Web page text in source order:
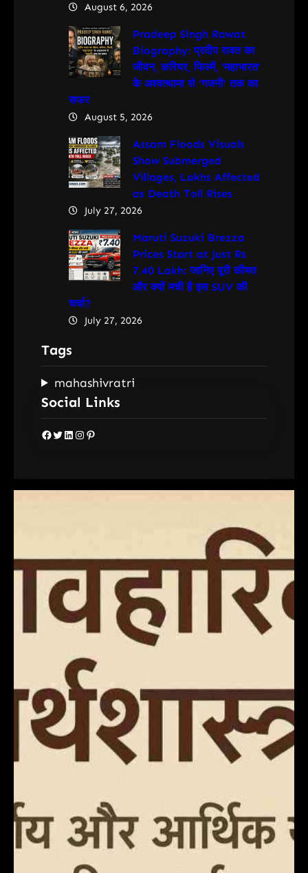
August 6, 2026
Pradeep Singh Rawat
Biography: प्रदीप रावत का
जीवन, करियर, फिल्में, ‘महाभारत’
के अश्वत्थामा से ‘गजनी’ तक का
सफर
August 5, 2026
Assam Floods Visuals
Show Submerged
Villages, Lakhs Affected
as Death Toll Rises
July 27, 2026
Maruti Suzuki Brezza
Prices Start at Just Rs
7.40 Lakh: जानिए पूरी कीमत
और क्यों मची है इस SUV की
चर्चा?
July 27, 2026
Tags
mahashivratri
Social Links
Facebook Twitter LinkedIn Instagram Pinterest